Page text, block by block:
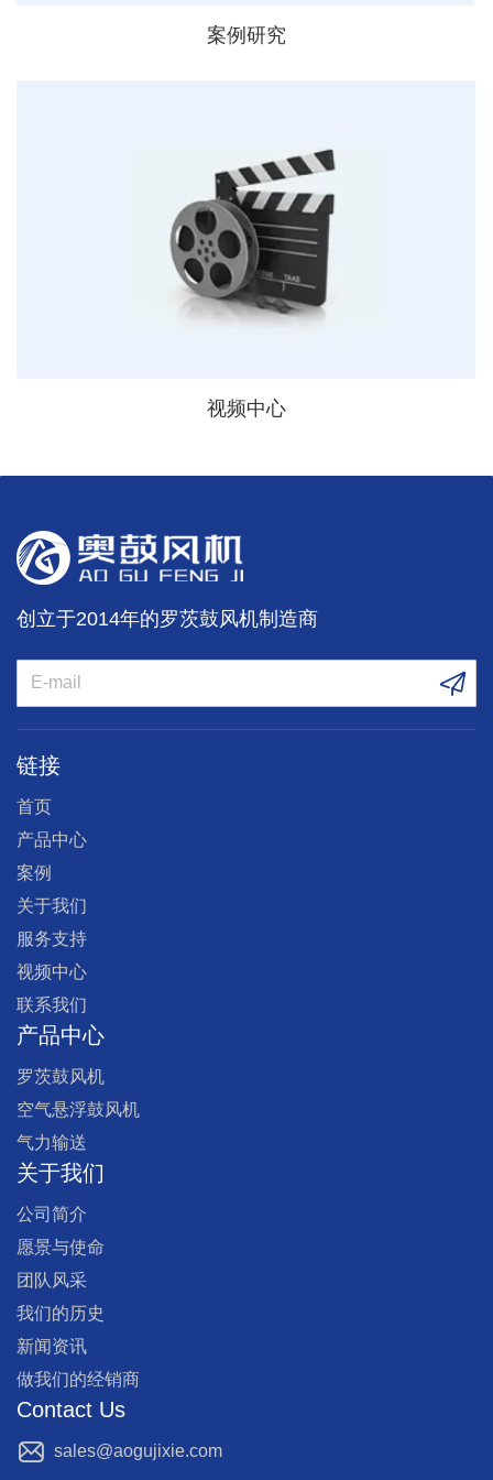
案例研究
视频中心
创立于2014年的罗茨鼓风机制造商
链接
首页
产品中心
案例
关于我们
服务支持
视频中心
联系我们
产品中心
罗茨鼓风机
空气悬浮鼓风机
气力输送
关于我们
公司简介
愿景与使命
团队风采
我们的历史
新闻资讯
做我们的经销商
Contact Us
sales@aogujixie.com